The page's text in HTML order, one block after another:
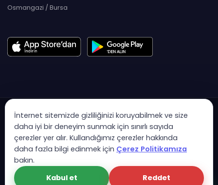
Osmangazi / Bursa
Copyright © 2007 - 2026 Hukas | Hukuk Asistan • Tüm Hakları
Saklıdır
KVK Aydınlatma MetniGizlilik PolitikasıGüvenlik Sözleşmesi
İnternet sitemizde gizliliğinizi koruyabilmek ve size
daha iyi bir deneyim sunmak için sınırlı sayıda
çerezler yer alır. Kullandığımız çerezler hakkında
daha fazla bilgi edinmek için Çerez Politikamıza
bakın.
Kabul et
Reddet